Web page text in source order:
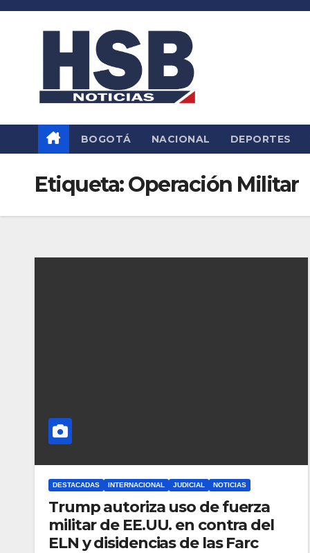
Saltar
BOGOTÁ NACIONAL DEPORTES
Etiqueta:Operación Militar
DESTACADAS INTERNACIONAL JUDICIAL NOTICIAS
Trump autoriza uso de fuerza
militar de EE.UU. en contra del
ELN y disidencias de las Farc